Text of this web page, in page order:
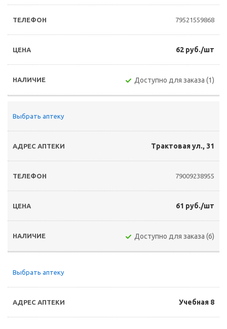
79521559868
62 руб./шт
Доступно для заказа (1)
Выбрать аптеку
Трактовая ул., 31
79009238955
61 руб./шт
Доступно для заказа (6)
Выбрать аптеку
Учебная 8